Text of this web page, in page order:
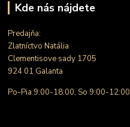
Kde nás nájdete
Predajňa:
Zlatníctvo Natália
Clementisove sady 1705
924 01 Galanta
Po-Pia 9:00-18:00, So 9:00-12:00